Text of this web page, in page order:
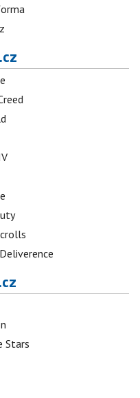
Stars